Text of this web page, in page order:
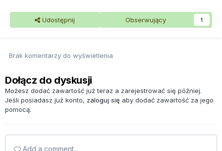
Udostępnij Obserwujący 1
Brak komentarzy do wyświetlenia
Dołącz do dyskusji
Możesz dodać zawartość już teraz a zarejestrować się później.
Jeśli posiadasz już konto, zaloguj się aby dodać zawartość za jego
pomocą.
Add a comment...